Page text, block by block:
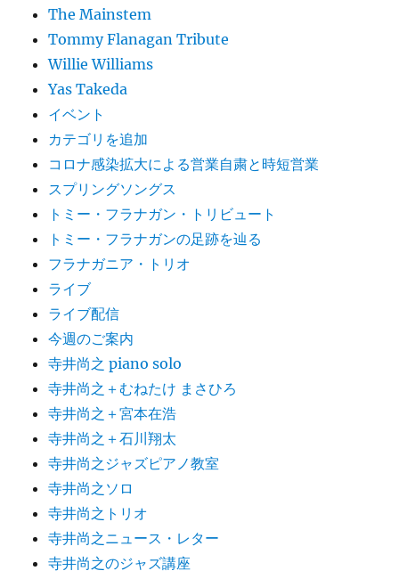
The Mainstem
Tommy Flanagan Tribute
Willie Williams
Yas Takeda
イベント
カテゴリを追加
コロナ感染拡大による営業自粛と時短営業
スプリングソングス
トミー・フラナガン・トリビュート
トミー・フラナガンの足跡を辿る
フラナガニア・トリオ
ライブ
ライブ配信
今週のご案内
寺井尚之 piano solo
寺井尚之＋むねたけ まさひろ
寺井尚之＋宮本在浩
寺井尚之＋石川翔太
寺井尚之ジャズピアノ教室
寺井尚之ソロ
寺井尚之トリオ
寺井尚之ニュース・レター
寺井尚之のジャズ講座